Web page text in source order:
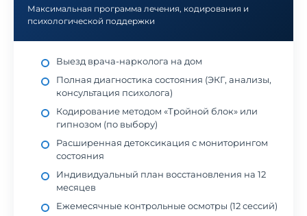
Максимальная программа лечения, кодирования и
психологической поддержки
Выезд врача-нарколога на дом
Полная диагностика состояния (ЭКГ, анализы,
консультация психолога)
Кодирование методом «Тройной блок» или
гипнозом (по выбору)
Расширенная детоксикация с мониторингом
состояния
Индивидуальный план восстановления на 12
месяцев
Ежемесячные контрольные осмотры (12 сессий)